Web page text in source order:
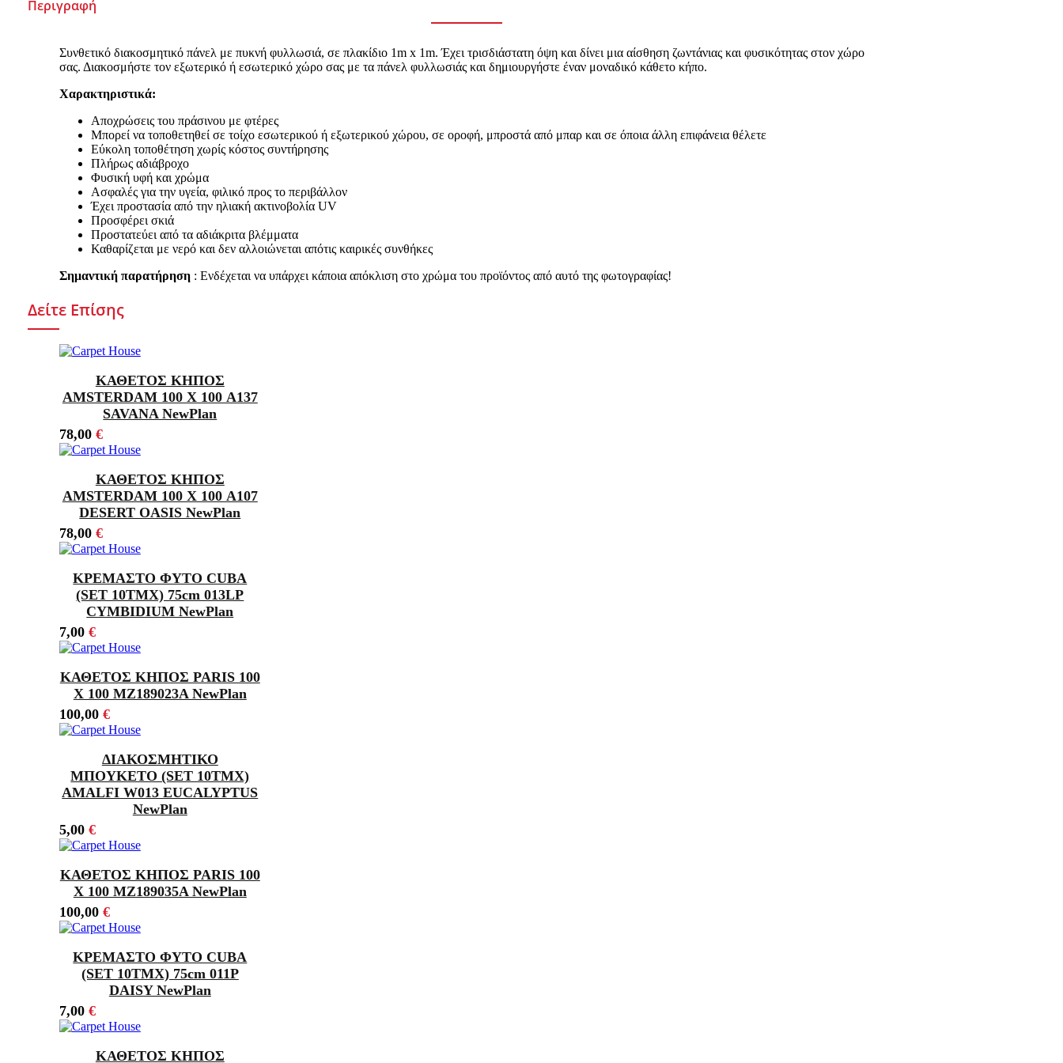
Περιγραφή
Συνθετικό διακοσμητικό πάνελ με πυκνή φυλλωσιά, σε πλακίδιο 1m x 1m. Έχει τρισδιάστατη όψη και δίνει μια αίσθηση ζωντάνιας και φυσικότητας στον χώρο
σας. Διακοσμήστε τον εξωτερικό ή εσωτερικό χώρο σας με τα πάνελ φυλλωσιάς και δημιουργήστε έναν μοναδικό κάθετο κήπο.
Χαρακτηριστικά:
Αποχρώσεις του πράσινου με φτέρες
Μπορεί να τοποθετηθεί σε τοίχο εσωτερικού ή εξωτερικού χώρου, σε οροφή, μπροστά από μπαρ και σε όποια άλλη επιφάνεια θέλετε
Εύκολη τοποθέτηση χωρίς κόστος συντήρησης
Πλήρως αδιάβροχo
Φυσική υφή και χρώμα
Ασφαλές για την υγεία, φιλικό προς το περιβάλλον
Έχει προστασία από την ηλιακή ακτινοβολία UV
Προσφέρει σκιά
Προστατεύει από τα αδιάκριτα βλέμματα
Καθαρίζεται με νερό και δεν αλλοιώνεται απότις καιρικές συνθήκες
Σημαντική παρατήρηση: Ενδέχεται να υπάρχει κάποια απόκλιση στο χρώμα του προϊόντος από αυτό της φωτογραφίας!
Δείτε Επίσης
ΚΑΘΕΤΟΣ ΚΗΠΟΣ
AMSTERDAM 100 Χ 100 A137
SAVANA NewPlan
78,00 €
ΚΑΘΕΤΟΣ ΚΗΠΟΣ
AMSTERDAM 100 Χ 100 A107
DESERT OASIS NewPlan
78,00 €
ΚΡΕΜΑΣΤΟ ΦΥΤΟ CUBA
(SET 10ΤΜΧ) 75cm 013LP
CYMBIDIUM NewPlan
7,00 €
ΚΑΘΕΤΟΣ ΚΗΠΟΣ PARIS 100
Χ 100 MZ189023A NewPlan
100,00 €
ΔΙΑΚΟΣΜΗΤΙΚΟ
ΜΠΟΥΚΕΤΟ (SET 10ΤΜΧ)
AMALFI W013 EUCALYPTUS
NewPlan
5,00 €
ΚΑΘΕΤΟΣ ΚΗΠΟΣ PARIS 100
Χ 100 MZ189035A NewPlan
100,00 €
ΚΡΕΜΑΣΤΟ ΦΥΤΟ CUBA
(SET 10ΤΜΧ) 75cm 011P
DAISY NewPlan
7,00 €
ΚΑΘΕΤΟΣ ΚΗΠΟΣ